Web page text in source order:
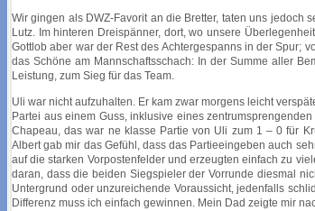
Wir gingen als DWZ-Favorit an die Bretter, taten uns jedoch
Lutz. Im hinteren Dreispänner, dort, wo unsere
Gottlob aber war der Rest des Achtergespanns in der Spur;
das Schöne am Mannschaftsschach: In der Summe aller
Leistung, zum Sieg für das Team.
Uli war nicht aufzuhalten. Er kam zwar morgens leicht
Partei aus einem Guss, inklusive eines
Chapeau, das war ne klasse Partie von Uli zum 1 – 0 für
Albert gab mir das Gefühl, dass das Partieeingeben auch
auf die starken Vorpostenfelder und erzeugten einfach zu
daran, dass die beiden Siegspieler der Vorrunde diesmal
Untergrund oder unzureichende Voraussicht, jedenfalls
Differenz muss ich einfach gewinnen. Mein Dad zeigte mir